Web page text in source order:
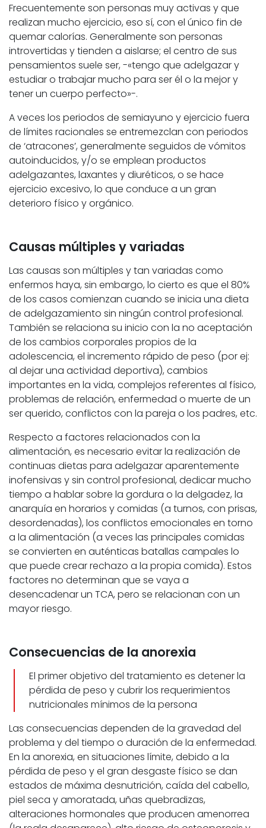
Frecuentemente son personas muy activas y que
realizan mucho ejercicio, eso sí, con el único fin de
quemar calorías. Generalmente son personas
introvertidas y tienden a aislarse; el centro de sus
pensamientos suele ser, -«tengo que adelgazar y
estudiar o trabajar mucho para ser él o la mejor y
tener un cuerpo perfecto»-.
A veces los periodos de semiayuno y ejercicio fuera
de límites racionales se entremezclan con periodos
de ‘atracones’, generalmente seguidos de vómitos
autoinducidos, y/o se emplean productos
adelgazantes, laxantes y diuréticos, o se hace
ejercicio excesivo, lo que conduce a un gran
deterioro físico y orgánico.
Causas múltiples y variadas
Las causas son múltiples y tan variadas como
enfermos haya, sin embargo, lo cierto es que el 80%
de los casos comienzan cuando se inicia una dieta
de adelgazamiento sin ningún control profesional.
También se relaciona su inicio con la no aceptación
de los cambios corporales propios de la
adolescencia, el incremento rápido de peso (por ej:
al dejar una actividad deportiva), cambios
importantes en la vida, complejos referentes al físico,
problemas de relación, enfermedad o muerte de un
ser querido, conflictos con la pareja o los padres, etc.
Respecto a factores relacionados con la
alimentación, es necesario evitar la realización de
continuas dietas para adelgazar aparentemente
inofensivas y sin control profesional, dedicar mucho
tiempo a hablar sobre la gordura o la delgadez, la
anarquía en horarios y comidas (a turnos, con prisas,
desordenadas), los conflictos emocionales en torno
a la alimentación (a veces las principales comidas
se convierten en auténticas batallas campales lo
que puede crear rechazo a la propia comida). Estos
factores no determinan que se vaya a
desencadenar un TCA, pero se relacionan con un
mayor riesgo.
Consecuencias de la anorexia
El primer objetivo del tratamiento es detener la
pérdida de peso y cubrir los requerimientos
nutricionales mínimos de la persona
Las consecuencias dependen de la gravedad del
problema y del tiempo o duración de la enfermedad.
En la anorexia, en situaciones límite, debido a la
pérdida de peso y el gran desgaste físico se dan
estados de máxima desnutrición, caída del cabello,
piel seca y amoratada, uñas quebradizas,
alteraciones hormonales que producen amenorrea